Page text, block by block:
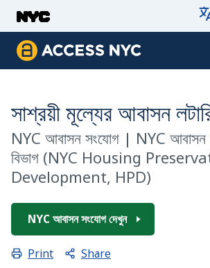
এড়িয়ে প্রধান বিষয়বস্তুতে যান
ACCESS NYC
সাশ্রয়ী মূল্যের আবাসন
NYC আবাসন সংযোগ | NYC আবাসন
বিভাগ (NYC Housing
Development, HPD)
NYC আবাসন সংযোগ দেখুন
Print Share